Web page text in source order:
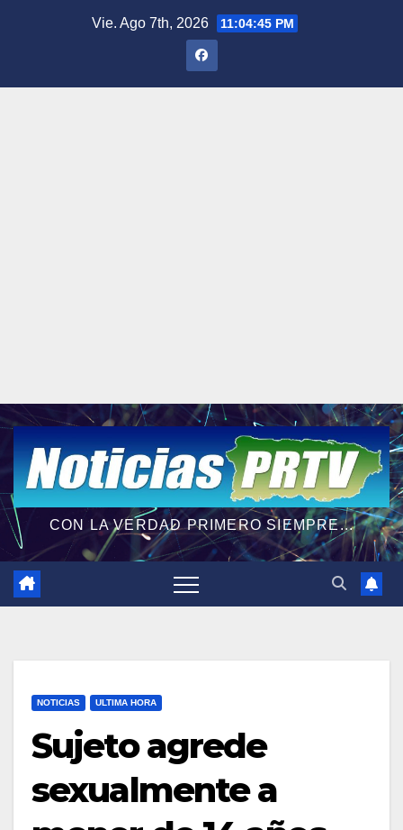
Vie. Ago 7th, 2026 11:04:46 PM
CON LA VERDAD PRIMERO SIEMPRE...
NOTICIAS ULTIMA HORA
Sujeto agrede
sexualmente a